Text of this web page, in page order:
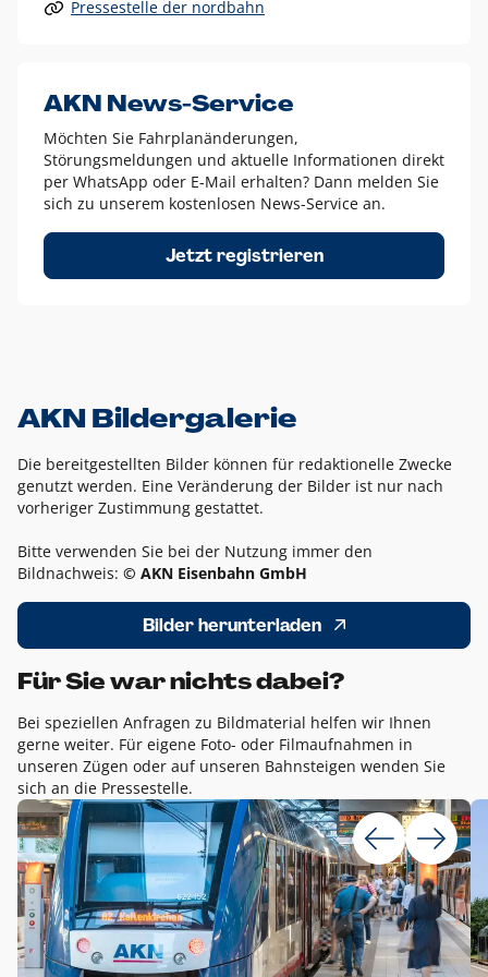
Alle anderen Logo-Varianten dürfen nur in Ausnahmefällen
Diese Ausnahmen sind zum Beispiel:
dem AKN Blau,
weißes Logo auf Fotohintergründen,
schwarzes Logo für reine Schwarz-Weiß-Umsetzungen
Um das Logo herum muss ein Schutzraum von jeweils einer
Höhe bzw. Breite des N aus AKN in alle Richtungen
Pressestelle der nordbahn
AKN News-Service
Möchten Sie Fahrplanänderungen,
Störungsmeldungen und aktuelle Informationen direkt
per WhatsApp oder E-Mail erhalten? Dann melden Sie
sich zu unserem kostenlosen News-Service an.
Jetzt registrieren
AKN Bildergalerie
Die bereitgestellten Bilder können für redaktionelle Zwecke
genutzt werden. Eine Veränderung der Bilder ist nur nach
vorheriger Zustimmung gestattet.
Bitte verwenden Sie bei der Nutzung immer den
Bildnachweis: © AKN Eisenbahn GmbH
Bilder herunterladen
Für Sie war nichts dabei?
Bei speziellen Anfragen zu Bildmaterial helfen wir Ihnen
gerne weiter. Für eigene Foto- oder Filmaufnahmen in
unseren Zügen oder auf unseren Bahnsteigen wenden Sie
sich an die Pressestelle.